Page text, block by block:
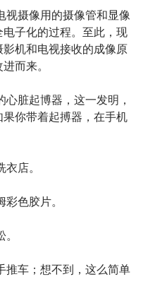
视摄像用的摄像管和显像
子化的过程。至此，现
机和电视接收的成像原
而来。
脏起博器，这一发明，
你带着起搏器，在手机
店。
色胶片。
推车；想不到，这么简单